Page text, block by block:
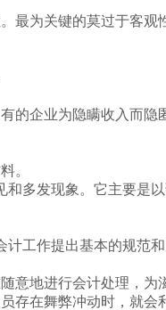
最为关键的莫过于客观
企业为隐瞒收入而隐
。
多发现象。它主要是
工作提出基本的规范
意地进行会计处理，为
存在舞弊冲动时，就会